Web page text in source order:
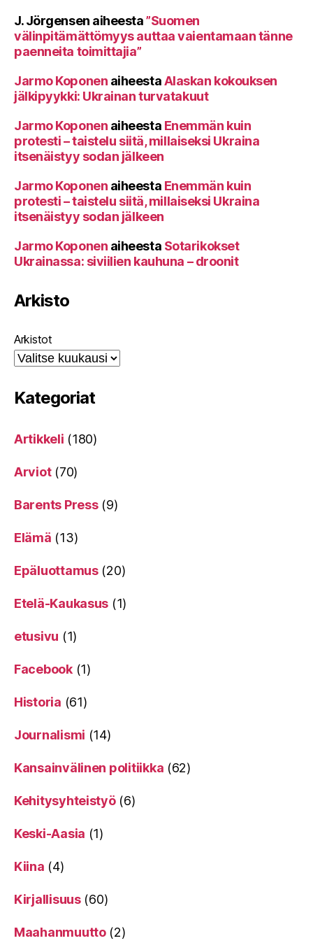
J. Jörgensen aiheesta”Suomen
välinpitämättömyys auttaa vaientamaan tänne
paenneita toimittajia”
Jarmo Koponen aiheestaAlaskan kokouksen
jälkipyykki: Ukrainan turvatakuut
Jarmo Koponen aiheesta Enemmän kuin
protesti – taistelu siitä, millaiseksi Ukraina
itsenäistyy sodan jälkeen
Jarmo Koponen aiheesta Enemmän kuin
protesti – taistelu siitä, millaiseksi Ukraina
itsenäistyy sodan jälkeen
Jarmo Koponen aiheesta Sotarikokset
Ukrainassa: siviilien kauhuna – droonit
Arkisto
Arkistot
Kategoriat
Artikkeli (180)
Arviot(70)
Barents Press(9)
Elämä (13)
Epäluottamus(20)
Etelä-Kaukasus (1)
etusivu (1)
Facebook(1)
Historia (61)
Journalismi (14)
Kansainvälinen politiikka (62)
Kehitysyhteistyö(6)
Keski-Aasia (1)
Kiina (4)
Kirjallisuus(60)
Maahanmuutto(2)